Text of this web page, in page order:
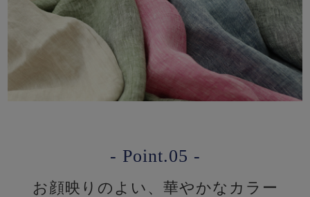
- Point.05 -
お顔映りのよい、華やかなカラー